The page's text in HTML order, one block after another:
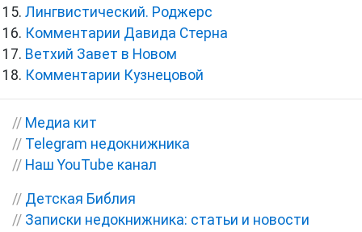
Лингвистический. Роджерс
Комментарии Давида Стерна
Ветхий Завет в Новом
Комментарии Кузнецовой
// Медиа кит
// Telegram недокнижника
// Наш YouTube канал
// Детская Библия
// Записки недокнижника: статьи и новости